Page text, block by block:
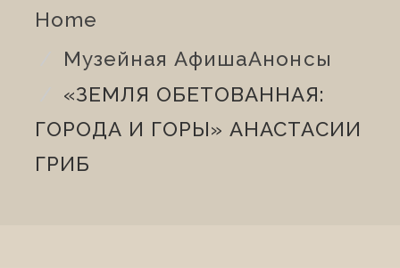
Home
Музейная АфишаАнонсы
«ЗЕМЛЯ ОБЕТОВАННАЯ:
ГОРОДА И ГОРЫ» АНАСТАСИИ
ГРИБ